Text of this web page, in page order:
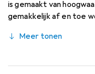
is gemaakt van
gemakkelijk af en toe
kinderzitje en de
artikel kan niet worden
Meer tonen